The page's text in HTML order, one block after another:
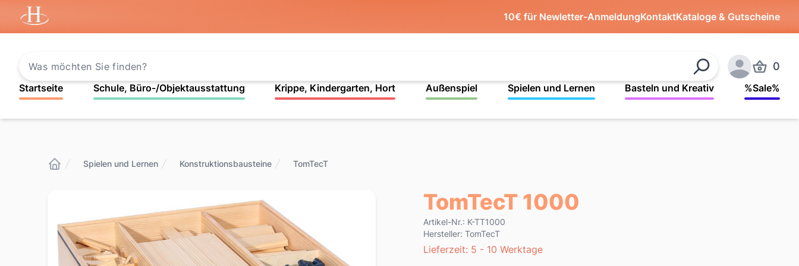
Startseite 10€ für Newletter-AnmeldungKontaktKataloge & Gutscheine
Suchen
Anmelden
Produkte
0
Startseite Schule, Büro-/Objektausstattung Krippe, Kindergarten, Hort Außenspiel Spielen und Lernen Basteln und Kreativ %Sale%
Spielen und Lernen Konstruktionsbausteine TomTecT
TomTecT 1000
Product information
Artikel-Nr.: K-TT1000
Hersteller: TomTecT
Lieferzeit
Lieferzeit: 5 - 10 Werktage